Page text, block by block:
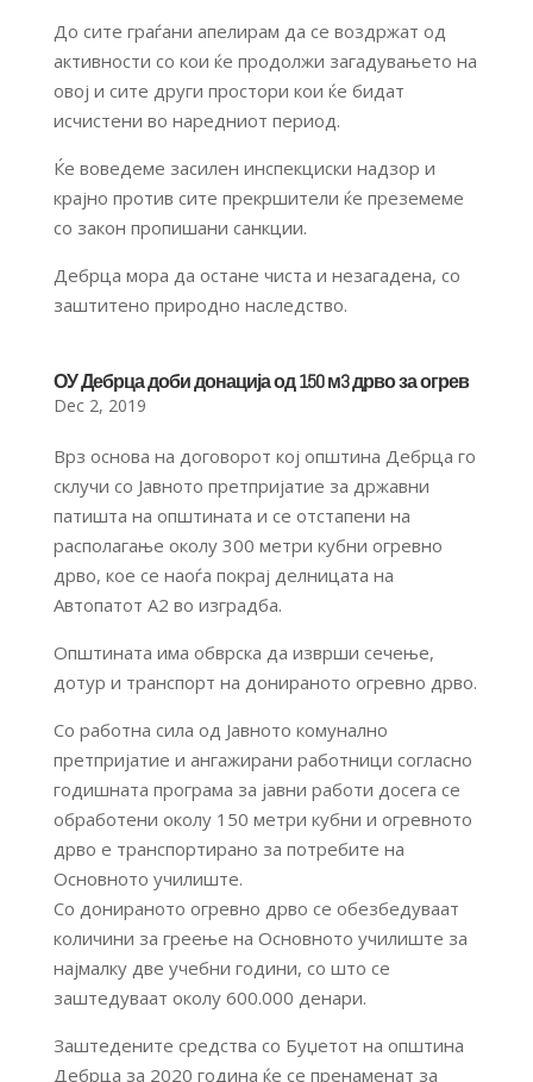
До сите граѓани апелирам да се воздржат од
активности со кои ќе продолжи загадувањето на
овој и сите други простори кои ќе бидат
исчистени во наредниот период.
Ќе воведеме засилен инспекциски надзор и
крајно против сите прекршители ќе преземеме
со закон пропишани санкции.
Дебрца мора да остане чиста и незагадена, со
заштитено природно наследство.
ОУ Дебрца доби донација од 150 м3 дрво за огрев
Dec 2, 2019
Врз основа на договорот кој општина Дебрца го
склучи со Јавното претпријатие за државни
патишта на општината и се отстапени на
располагање околу 300 метри кубни огревно
дрво, кое се наоѓа покрај делницата на
Автопатот А2 во изградба.
Општината има обврска да изврши сечење,
дотур и транспорт на донираното огревно дрво.
Со работна сила од Јавното комунално
претпријатие и ангажирани работници согласно
годишната програма за јавни работи досега се
обработени околу 150 метри кубни и огревното
дрво е транспортирано за потребите на
Основното училиште.
Со донираното огревно дрво се обезбедуваат
количини за греење на Основното училиште за
најмалку две учебни години, со што се
заштедуваат околу 600.000 денари.
Заштедените средства со Буџетот на општина
Дебрца за 2020 година ќе се пренаменат за